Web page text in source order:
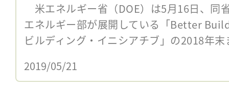
米エネルギー省（DOE）は5月16日、同
エネルギー部が展開している「Better
ビルディング・イニシアチブ」の2018年
2019/05/21